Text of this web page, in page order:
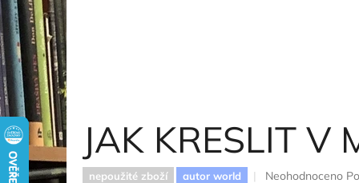
JAK KRESLIT V
nepoužité zboží autor world
Průměrné
Neohodnoceno